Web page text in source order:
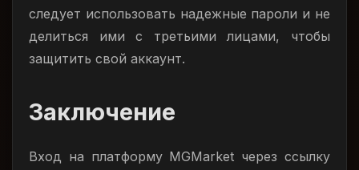
следует использовать надежные пароли и не
делиться ими с третьими лицами, чтобы
защитить свой аккаунт.
Заключение
Вход на платформу MGMarket через ссылку